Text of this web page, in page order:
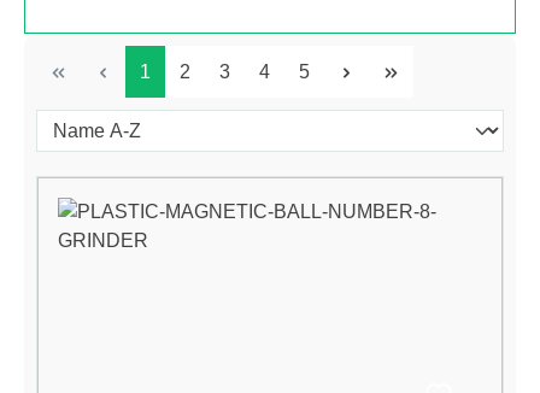
Seite
1 Seite
2 Seite
3 Seite
4 Seite
5